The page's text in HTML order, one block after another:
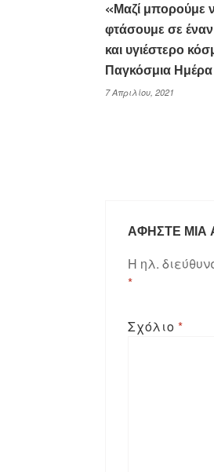
«Μαζί μπορούμε
φτάσουμε σε έναν
και υγιέστερο
Παγκόσμια Ημέρα
7 Απριλίου, 2021
ΑΦΉΣΤΕ ΜΙΑ
Η ηλ.
*
Σχόλιο *